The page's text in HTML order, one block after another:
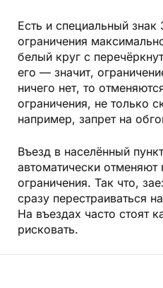
Есть и специальный
ограничения
белый круг с
его — значит,
ничего нет, то
ограничения, не только
например, запрет на
Въезд в населённый
автоматически
ограничения. Так что,
сразу перестраиваться
На въездах часто стоят
рисковать.